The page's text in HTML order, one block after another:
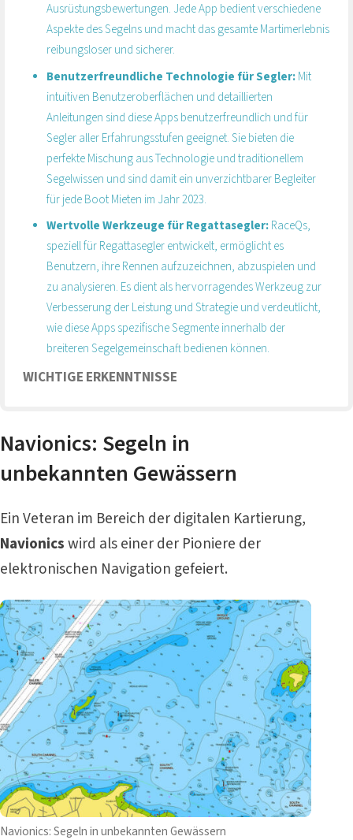
Ausrüstungsbewertungen. Jede App bedient verschiedene
Aspekte des Segelns und macht das gesamte Martimerlebnis
reibungsloser und sicherer.
Benutzerfreundliche Technologie für Segler:Mit
intuitiven Benutzeroberflächen und detaillierten
Anleitungen sind diese Apps benutzerfreundlich und für
Segler aller Erfahrungsstufen geeignet. Sie bieten die
perfekte Mischung aus Technologie und traditionellem
Segelwissen und sind damit ein unverzichtbarer Begleiter
für jede Boot Mieten im Jahr 2023.
Wertvolle Werkzeuge für Regattasegler:RaceQs,
speziell für Regattasegler entwickelt, ermöglicht es
Benutzern, ihre Rennen aufzuzeichnen, abzuspielen und
zu analysieren. Es dient als hervorragendes Werkzeug zur
Verbesserung der Leistung und Strategie und verdeutlicht,
wie diese Apps spezifische Segmente innerhalb der
breiteren Segelgemeinschaft bedienen können.
WICHTIGE ERKENNTNISSE
Navionics: Segeln in
unbekannten Gewässern
Ein Veteran im Bereich der digitalen Kartierung,
Navionicswird als einer der Pioniere der
elektronischen Navigation gefeiert.
Navionics: Segeln in unbekannten Gewässern